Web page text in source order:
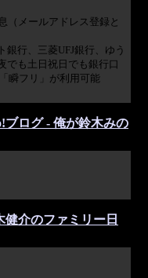
（メールアドレス登録と
銀行、三菱UFJ銀行、ゆう
でも土日祝日でも銀行口
瞬フリ」が利用可能
ブログ - 俺が鈴木みの
健介のファミリー日